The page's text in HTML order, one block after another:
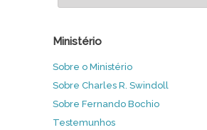
Ministério
Sobre o Ministério
Sobre Charles R. Swindoll
Sobre Fernando Bochio
Testemunhos